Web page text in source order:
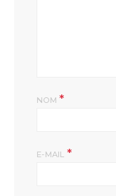
NOM*
E-MAIL *